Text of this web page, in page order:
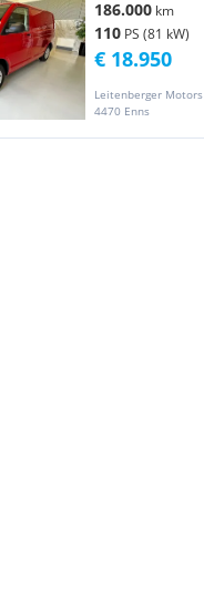
186.000 km
110 PS (81 kW)
Leitenberger Motors
4470 Enns
€ 18.950